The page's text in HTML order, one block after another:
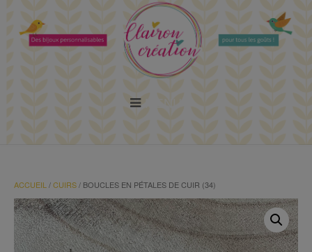
ACCUEIL /CUIRS/ BOUCLES EN PÉTALES DE CUIR (34)